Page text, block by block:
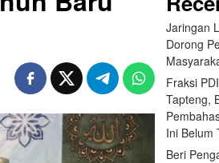
Jaringan
Dorong
Fraksi
Tapteng,
Ini Belum
Beri